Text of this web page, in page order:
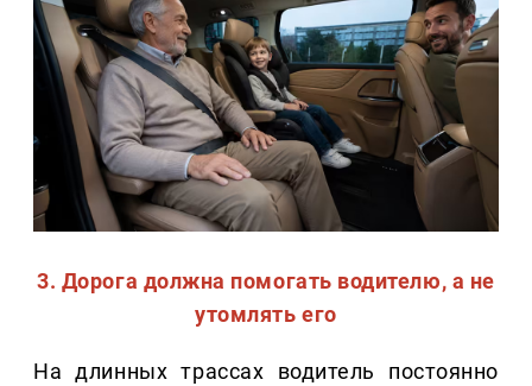
3. Дорога должна помогать водителю, а не
утомлять его
На длинных трассах водитель постоянно